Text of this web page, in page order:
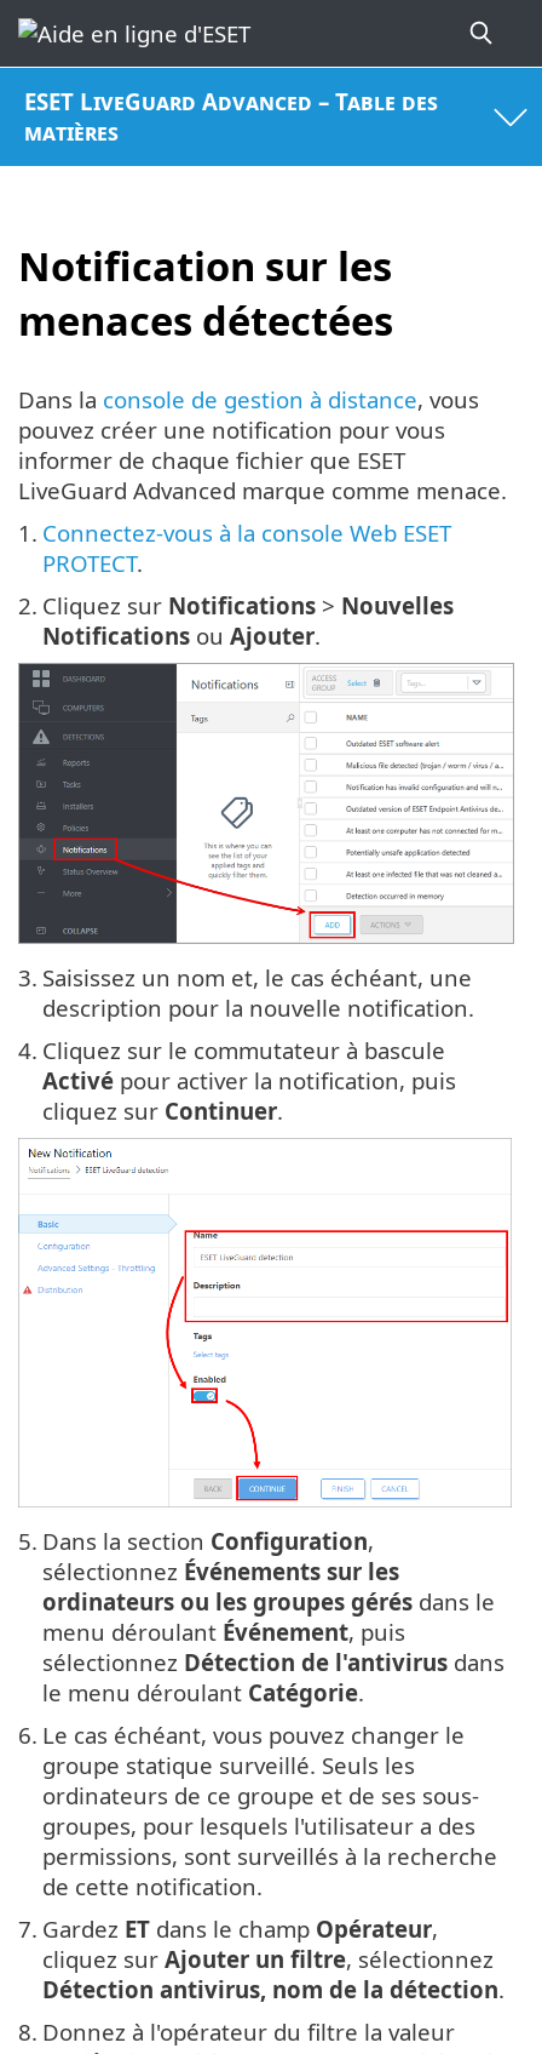
ESET LiveGuard Advanced – Table des
matières
Notification sur les
menaces détectées
Dans la console de gestion à distance, vous
pouvez créer une notification pour vous
informer de chaque fichier que ESET
LiveGuard Advanced marque comme menace.
1. Connectez-vous à la console Web ESET
PROTECT.
2. Cliquez sur Notifications > Nouvelles
Notifications ou Ajouter.
3. Saisissez un nom et, le cas échéant, une
description pour la nouvelle notification.
4. Cliquez sur le commutateur à bascule
Activé pour activer la notification, puis
cliquez sur Continuer.
5. Dans la section Configuration,
sélectionnez Événements sur les
ordinateurs ou les groupes gérés dans le
menu déroulant Événement, puis
sélectionnez Détection de l'antivirus dans
le menu déroulant Catégorie.
6. Le cas échéant, vous pouvez changer le
groupe statique surveillé. Seuls les
ordinateurs de ce groupe et de ses sous-
groupes, pour lesquels l'utilisateur a des
permissions, sont surveillés à la recherche
de cette notification.
7. Gardez ET dans le champ Opérateur,
cliquez sur Ajouter un filtre, sélectionnez
Détection antivirus, nom de la détection.
8. Donnez à l'opérateur du filtre la valeur